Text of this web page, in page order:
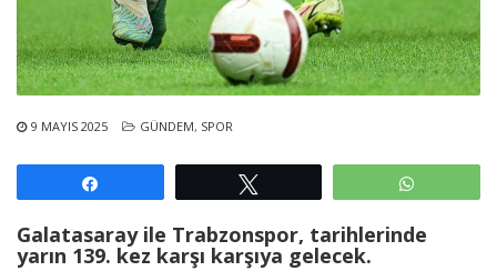
9 MAYIS 2025 GÜNDEM, SPOR
Galatasaray ile Trabzonspor, tarihlerinde
yarın 139. kez karşı karşıya gelecek.